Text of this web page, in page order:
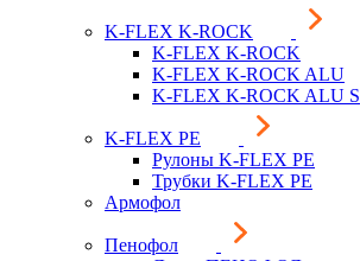
K-FLEX K-ROCK
K-FLEX K-ROCK
K-FLEX K-ROCK ALU
K-FLEX K-ROCK ALU S
K-FLEX PE
Рулоны K-FLEX PE
Трубки K-FLEX PE
Армофол
Пенофол